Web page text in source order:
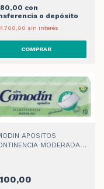
con
o depósito
sin interés
APOSITOS
MODERADA X